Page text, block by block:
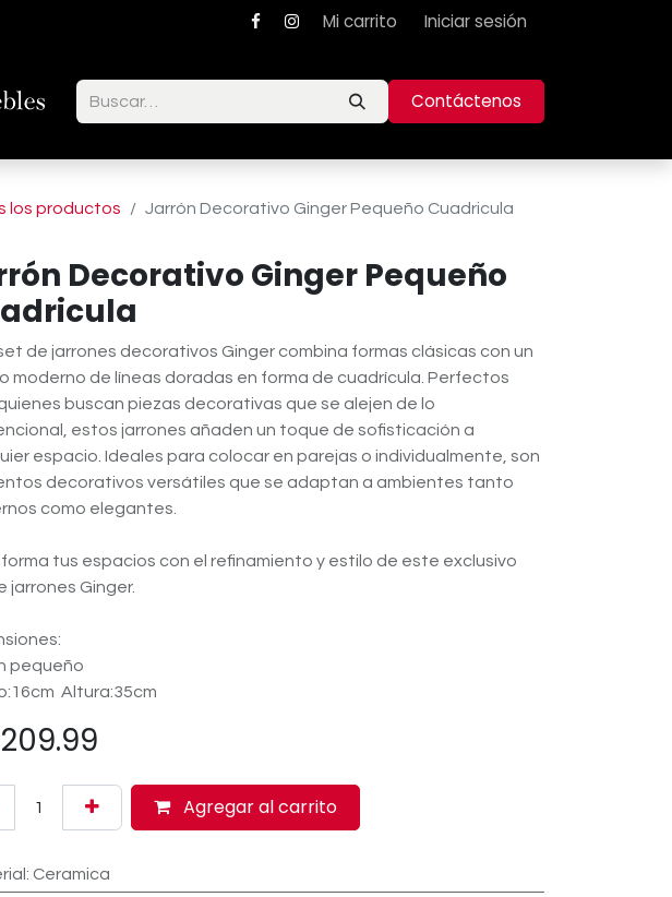
Mi carrito Iniciar sesión
Contáctenos
los productos Jarrón Decorativo Ginger Pequeño Cuadricula
Decorativo Ginger Pequeño
de jarrones decorativos Ginger combina formas clásicas con un
moderno de líneas doradas en forma de cuadrícula. Perfectos
buscan piezas decorativas que se alejen de lo
estos jarrones añaden un toque de sofisticación a
espacio. Ideales para colocar en parejas o individualmente, son
decorativos versátiles que se adaptan a ambientes tanto
como elegantes.
tus espacios con el refinamiento y estilo de este exclusivo
jarrones Ginger.
pequeño
Altura:35cm
Agregar al carrito
: Ceramica